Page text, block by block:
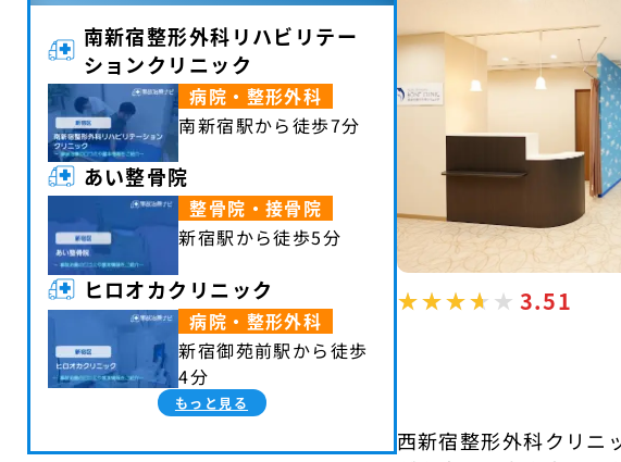
3.51
西新宿整形外科クリニ
南新宿整形外科リハビリテー
ションクリニック
病院・整形外科
南新宿駅から徒歩7分
あい整骨院
整骨院・接骨院
新宿駅から徒歩5分
ヒロオカクリニック
病院・整形外科
新宿御苑前駅から徒歩
4分
もっと見る